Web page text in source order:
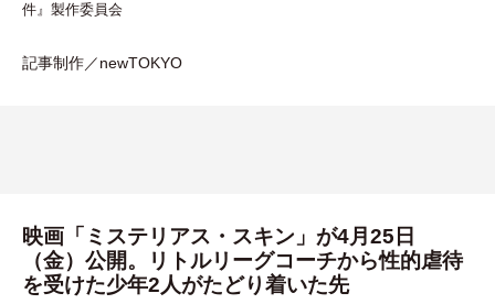
件』製作委員会
記事制作／newTOKYO
映画「ミステリアス・スキン」が4月25日
（金）公開。リトルリーグコーチから性的虐待
を受けた少年2人がたどり着いた先